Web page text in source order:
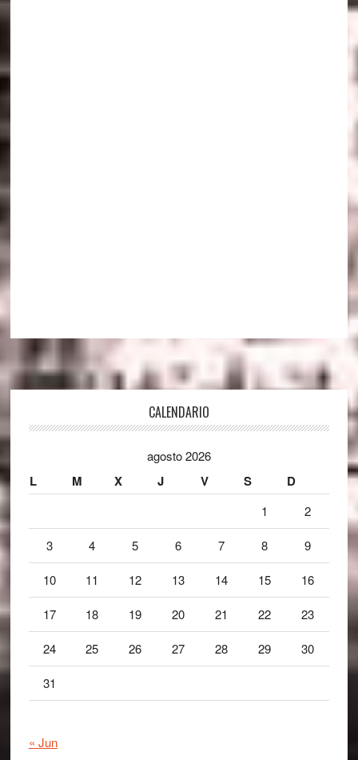
CALENDARIO
agosto 2026
L M X J V S D
1 2
3 4 5 6 7 8 9
10 11 12 13 14 15 16
17 18 19 20 21 22 23
24 25 26 27 28 29 30
31
« Jun